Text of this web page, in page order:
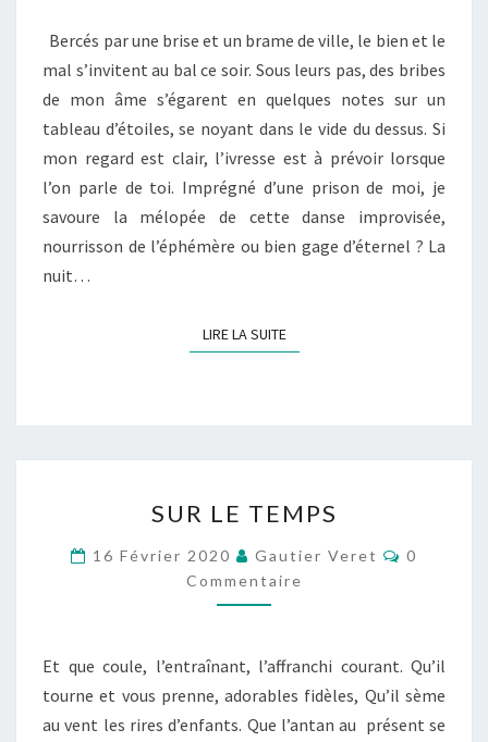
Bercés par une brise et un brame de ville, le bien et le
mal s’invitent au bal ce soir. Sous leurs pas, des bribes
de mon âme s’égarent en quelques notes sur un
tableau d’étoiles, se noyant dans le vide du dessus. Si
mon regard est clair, l’ivresse est à prévoir lorsque
l’on parle de toi. Imprégné d’une prison de moi, je
savoure la mélopée de cette danse improvisée,
nourrisson de l’éphémère ou bien gage d’éternel ? La
nuit…
LIRE LA SUITELIRE LA SUITE
LE
TEMPS
SUR LE TEMPS
16 Février 2020 Gautier Veret
0
Commentaire
Et que coule, l’entraînant, l’affranchi courant. Qu’il
tourne et vous prenne, adorables fidèles, Qu’il sème
au vent les rires d’enfants. Que l’antan au présent se